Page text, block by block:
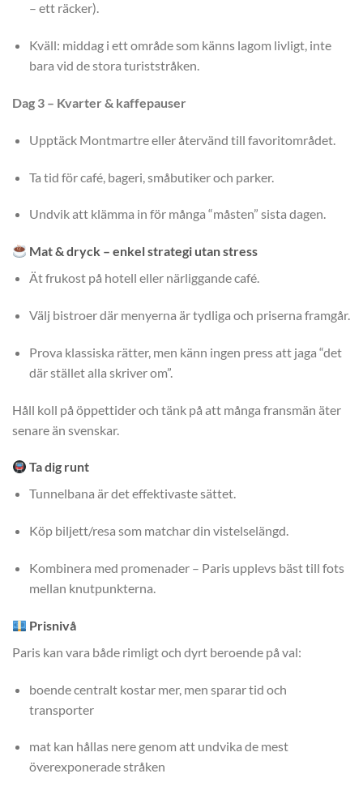
– ett räcker).
Kväll: middag i ett område som känns lagom livligt, inte
bara vid de stora turiststråken.
Dag 3 – Kvarter & kaffepauser
Upptäck Montmartre eller återvänd till favoritområdet.
Ta tid för café, bageri, småbutiker och parker.
Undvik att klämma in för många “måsten” sista dagen.
Mat & dryck – enkel strategi utan stress
Ät frukost på hotell eller närliggande café.
Välj bistroer där menyerna är tydliga och priserna framgår.
Prova klassiska rätter, men känn ingen press att jaga “det
där stället alla skriver om”.
Håll koll på öppettider och tänk på att många fransmän äter
senare än svenskar.
Ta dig runt
Tunnelbana är det effektivaste sättet.
Köp biljett/resa som matchar din vistelselängd.
Kombinera med promenader – Paris upplevs bäst till fots
mellan knutpunkterna.
Prisnivå
Paris kan vara både rimligt och dyrt beroende på val:
boende centralt kostar mer, men sparar tid och
transporter
mat kan hållas nere genom att undvika de mest
överexponerade stråken